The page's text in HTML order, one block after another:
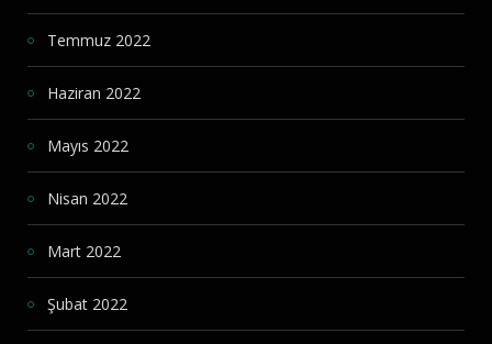
Temmuz 2022
Haziran 2022
Mayıs 2022
Nisan 2022
Mart 2022
Şubat 2022